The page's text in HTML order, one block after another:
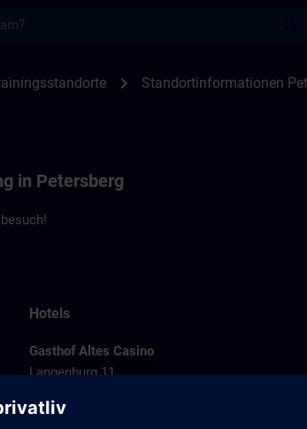
chevron_right Standortinformationen
in Petersberg
Hotels
Gasthof Altes Casino
Langenburg 11
Tel.: +49 (0) 6 61 9 69 07-0